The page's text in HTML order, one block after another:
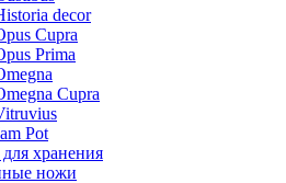
decor
Cupra
Prima
Cupra
Pot
хранения
ножи